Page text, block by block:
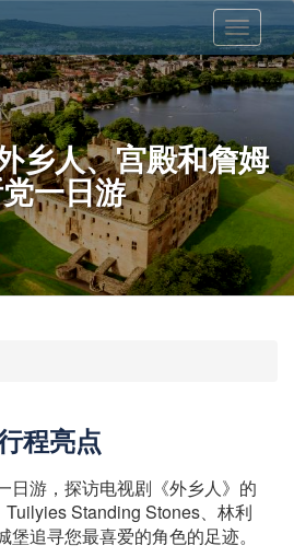
乡人、宫殿和詹姆
一日游
程亮点
日游，探访电视剧《外乡人》的
Standing Stones、林利
追寻您最喜爱的角色的足迹。